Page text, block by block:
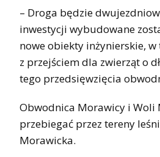
– Droga będzie
inwestycji wybudowane
nowe obiekty inżynierskie,
z przejściem dla zwierząt o
tego przedsięwzięcia
Obwodnica Morawicy i Woli
przebiegać przez tereny
Morawicka.